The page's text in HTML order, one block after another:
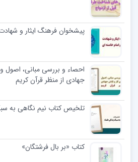
پیشخوان فرهنگ ایثار و
احصاء و بررسی مبانی،
جهادی از منظر قرآن کریم
تلخیص کتاب نیم نگاهی به
کتاب «بر بال فرشتگان»